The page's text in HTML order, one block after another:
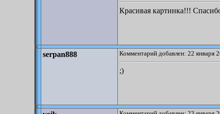
Красивая картинка!!!
serpan888 Комментарий добавлен: 22 января
;)